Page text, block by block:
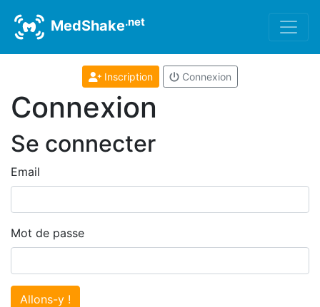
MedShake.net
Inscription Connexion
Connexion
Se connecter
Email
Mot de passe
Allons-y !